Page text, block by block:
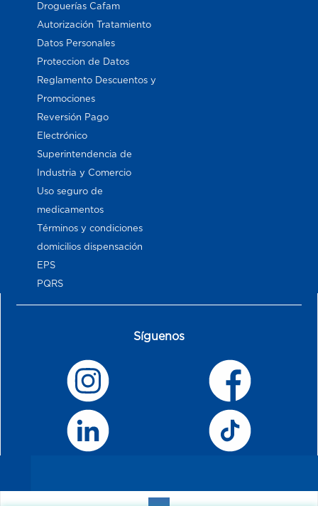
Droguerías Cafam
Autorización Tratamiento
Datos Personales
Proteccion de Datos
Reglamento Descuentos y
Promociones
Reversión Pago
Electrónico
Superintendencia de
Industria y Comercio
Uso seguro de
medicamentos
Términos y condiciones
domicilios dispensación
EPS
PQRS
Síguenos